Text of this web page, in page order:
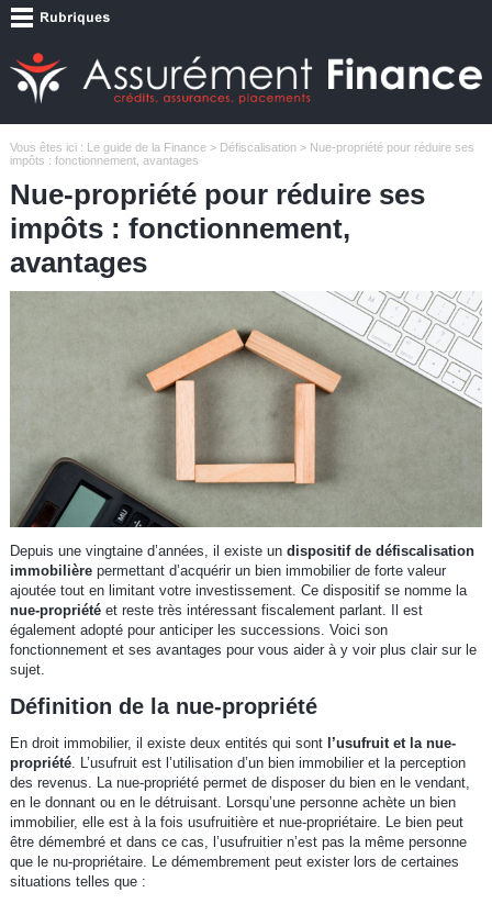
Vous êtes ici : Le guide de la Finance> Défiscalisation> Nue-propriété pour réduire ses
impôts : fonctionnement, avantages
Nue-propriété pour réduire ses
impôts : fonctionnement,
avantages
Depuis une vingtaine d’années, il existe un dispositif de défiscalisation
immobilièrepermettant d’acquérir un bien immobilier de forte valeur
ajoutée tout en limitant votre investissement. Ce dispositif se nomme la
nue-propriétéet reste très intéressant fiscalement parlant. Il est
également adopté pour anticiper les successions. Voici son
fonctionnement et ses avantages pour vous aider à y voir plus clair sur le
sujet.
Définition de la nue-propriété
En droit immobilier, il existe deux entités qui sont l’usufruit et la nue-
propriété. L’usufruit est l’utilisation d’un bien immobilier et la perception
des revenus. La nue-propriété permet de disposer du bien en le vendant,
en le donnant ou en le détruisant. Lorsqu’une personne achète un bien
immobilier, elle est à la fois usufruitière et nue-propriétaire. Le bien peut
être démembré et dans ce cas, l’usufruitier n’est pas la même personne
que le nu-propriétaire. Le démembrement peut exister lors de certaines
situations telles que :